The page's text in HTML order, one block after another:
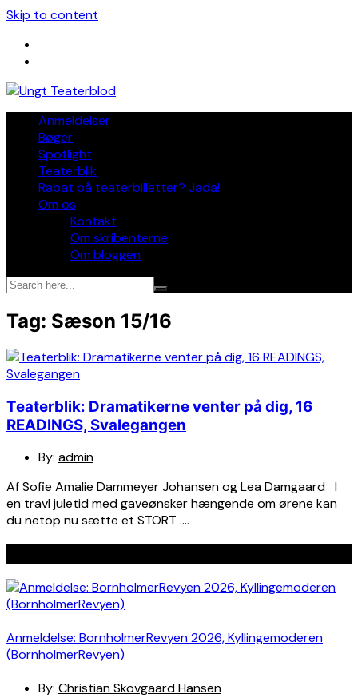
Skip to content
Anmeldelser
Bøger
Spotlight
Teaterblik
Rabat på teaterbilletter? Jada!
Om os
Kontakt
Om skribenterne
Om bloggen
Tag: Sæson 15/16
Teaterblik: Dramatikerne venter på dig, 16
READINGS, Svalegangen
By: admin
Af Sofie Amalie Dammeyer Johansen og Lea Damgaard I
en travl juletid med gaveønsker hængende om ørene kan
du netop nu sætte et STORT ….
Anmeldelse: BornholmerRevyen 2026, Kyllingemoderen
(BornholmerRevyen)
By: Christian Skovgaard Hansen